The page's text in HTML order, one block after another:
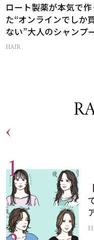
ロート製薬が本気で作
た“オンラインでしか
ない”大人のシャンプ
トリートメントって？
HAIR